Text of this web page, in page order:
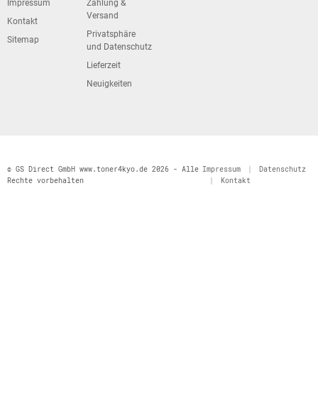
Impressum
Kontakt
Sitemap
Zahlung &
Versand
Privatsphäre
und Datenschutz
Lieferzeit
Neuigkeiten
© GS Direct GmbH www.toner4kyo.de 2026 - Alle
Rechte vorbehalten
Impressum
Datenschutz
Kontakt